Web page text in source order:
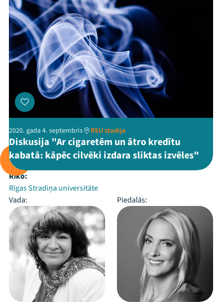
2020. gada 4. septembris RSU studija
Diskusija "Ar cigaretēm un ātro kredītu
kabatā: kāpēc cilvēki izdara sliktas izvēles"
Rīko:
Rīgas Stradiņa universitāte
Vada:
Piedalās: